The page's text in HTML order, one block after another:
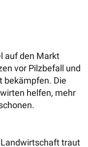
auf den Markt
vor Pilzbefall und
bekämpfen. Die
helfen, mehr
traut